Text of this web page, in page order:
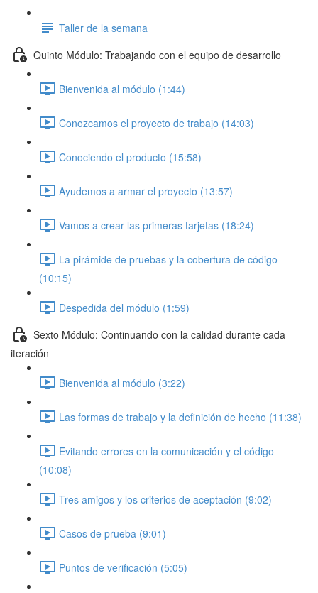
Taller de la semana
Quinto Módulo: Trabajando con el equipo de desarrollo
Bienvenida al módulo (1:44)
Conozcamos el proyecto de trabajo (14:03)
Conociendo el producto (15:58)
Ayudemos a armar el proyecto (13:57)
Vamos a crear las primeras tarjetas (18:24)
La pirámide de pruebas y la cobertura de código
(10:15)
Despedida del módulo (1:59)
Sexto Módulo: Continuando con la calidad durante cada
iteración
Bienvenida al módulo (3:22)
Las formas de trabajo y la definición de hecho (11:38)
Evitando errores en la comunicación y el código
(10:08)
Tres amigos y los criterios de aceptación (9:02)
Casos de prueba (9:01)
Puntos de verificación (5:05)